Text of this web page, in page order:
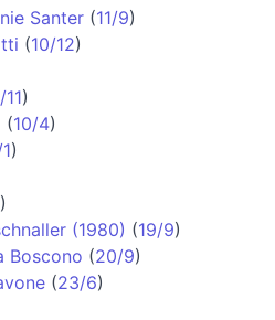
Santer (11/9)
(10/12)
)
(10/4)
)
)
(1980) (19/9)
Boscono (20/9)
(23/6)